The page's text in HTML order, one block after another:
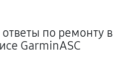
по ремонту в
GarminASC